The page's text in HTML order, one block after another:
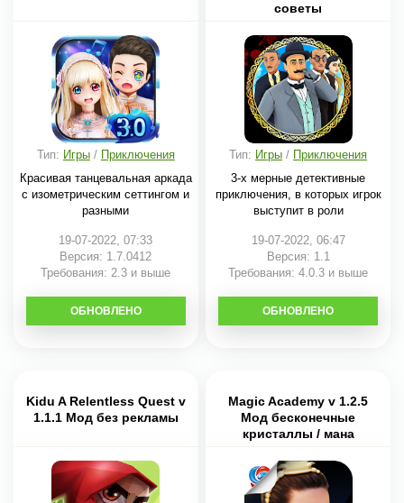
Тип: Игры/ Приключения
Красивая танцевальная аркада
с изометрическим сеттингом и
разными
19-07-2022, 07:33
Версия: 1.7.0412
Требования: 2.3 и выше
СКАЧАТЬ
ОБНОВЛЕНО
советы
Тип: Игры / Приключения
3-х мерные детективные
приключения, в которых игрок
выступит в роли
19-07-2022, 06:47
Версия: 1.1
Требования: 4.0.3 и выше
СКАЧАТЬ
ОБНОВЛЕНО
Kidu A Relentless Quest v
1.1.1 Мод без рекламы
Magic Academy v 1.2.5
Мод бесконечные
кристаллы / мана